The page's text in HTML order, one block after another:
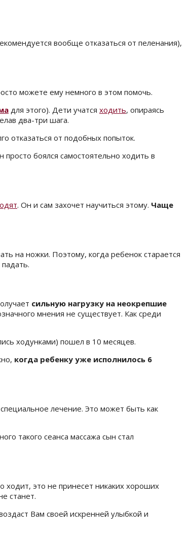
вообще отказаться от пеленания),
можете ему немного в этом помочь.
для этого). Дети учатся ходить, опираясь
два-три шага.
отказаться от подобных попыток.
боялся самостоятельно ходить в
. Он и сам захочет научиться этому. Чаще
на ножки. Поэтому, когда ребенок старается
сильную нагрузку на неокрепшие
мнения не существует. Как среди
ходунками) пошел в 10 месяцев.
когда ребенку уже исполнилось 6
лечение. Это может быть как
такого сеанса массажа сын стал
ходит, это не принесет никаких хороших
станет.
Вам своей искренней улыбкой и